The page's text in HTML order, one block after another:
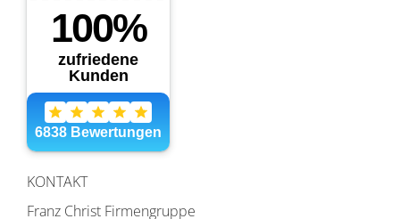
KONTAKT
Franz Christ Firmengruppe